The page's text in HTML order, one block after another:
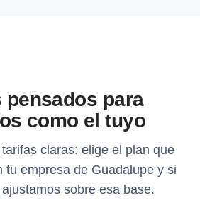
pensados para
como el tuyo
claras: elige el plan que
tu empresa de Guadalupe y si
sobre esa base.